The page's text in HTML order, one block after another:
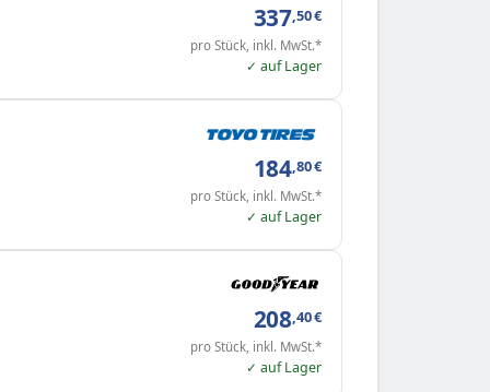
337,50€
pro Stück, inkl. MwSt.*
✓ auf Lager
184,80€
pro Stück, inkl. MwSt.*
✓ auf Lager
208,40€
pro Stück, inkl. MwSt.*
✓ auf Lager